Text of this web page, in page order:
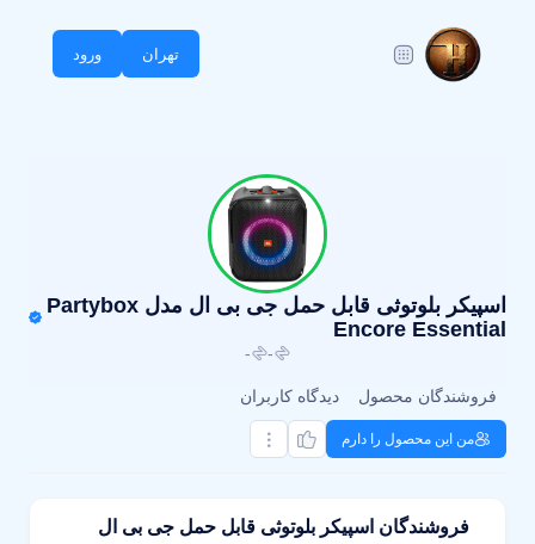
تهران ورود
اسپیکر بلوتوثی قابل حمل جی بی ال مدل Partybox
Encore Essential
-
-
فروشندگان محصول دیدگاه کاربران
من این محصول را دارم
فروشندگان اسپیکر بلوتوثی قابل حمل جی بی ال